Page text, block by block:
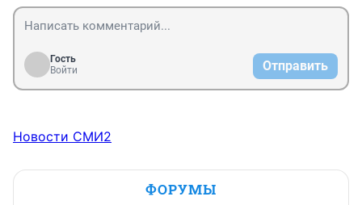
Гость
Войти
Отправить
Новости СМИ2
ФОРУМЫ